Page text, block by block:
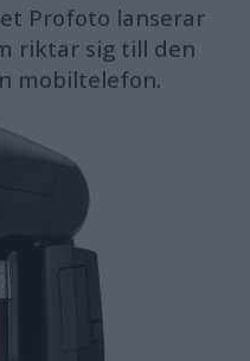
Profoto lanserar
riktar sig till den
mobiltelefon.